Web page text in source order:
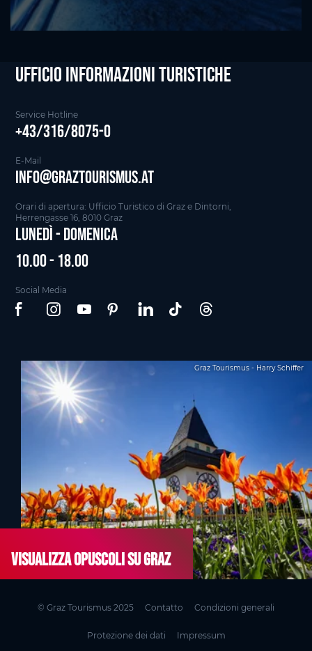
Ufficio informazioni Turistiche
Service Hotline
+43/316/8075-0
E-Mail
info@graztourismus.at
Orari di apertura: Ufficio Turistico di Graz e Dintorni,
Herrengasse 16, 8010 Graz
Lunedì - Domenica
10.00 - 18.00
Social Media
Graz Tourismus - Harry Schiffer
Visualizza opuscoli su Graz
© Graz Tourismus 2025 Contatto Condizioni generali
Protezione dei dati Impressum